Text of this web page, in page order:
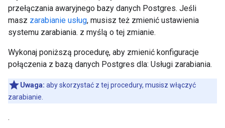
przełączania awaryjnego bazy danych Postgres. Jeśli
masz zarabianie usług, musisz też zmienić ustawienia
systemu zarabiania. z myślą o tej zmianie.
Wykonaj poniższą procedurę, aby zmienić konfiguracje
połączenia z bazą danych Postgres dla: Usługi zarabiania.
Uwaga: aby skorzystać z tej procedury, musisz włączyć
zarabianie.
.